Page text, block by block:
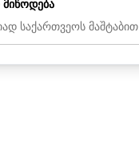
საქართვეოს მაშტაბით